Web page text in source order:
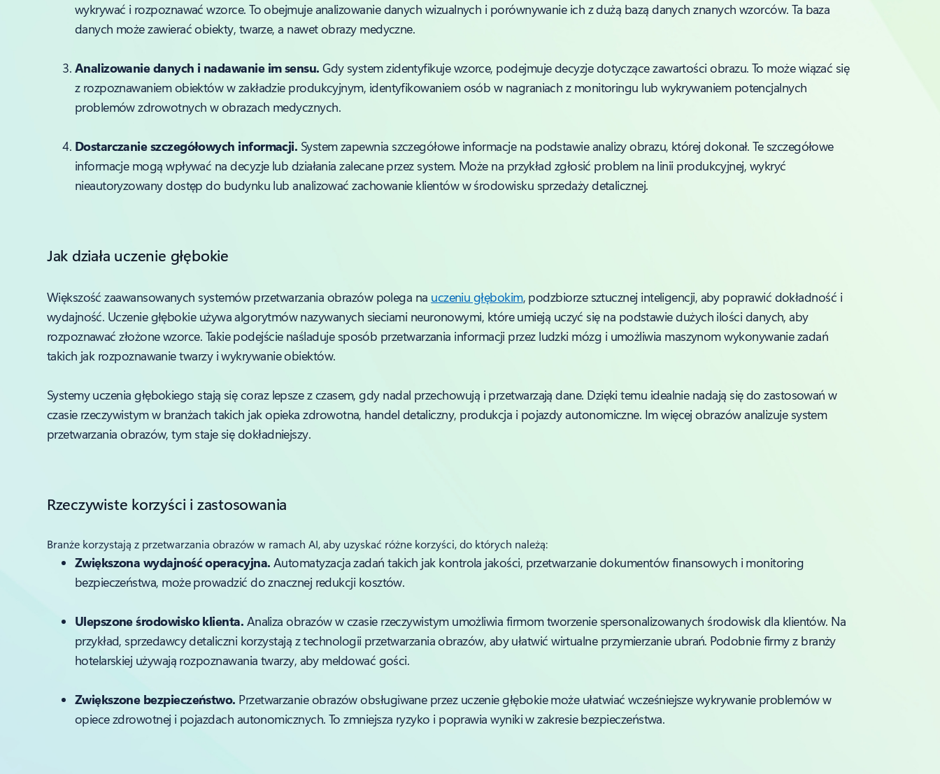
wykrywać i rozpoznawać wzorce. To obejmuje analizowanie danych wizualnych i porównywanie ich z dużą bazą danych znanych wzorców. Ta baza
danych może zawierać obiekty, twarze, a nawet obrazy medyczne.
Analizowanie danych i nadawanie im sensu. Gdy system zidentyfikuje wzorce, podejmuje decyzje dotyczące zawartości obrazu. To może wiązać się
z rozpoznawaniem obiektów w zakładzie produkcyjnym, identyfikowaniem osób w nagraniach z monitoringu lub wykrywaniem potencjalnych
problemów zdrowotnych w obrazach medycznych.
Dostarczanie szczegółowych informacji. System zapewnia szczegółowe informacje na podstawie analizy obrazu, której dokonał. Te szczegółowe
informacje mogą wpływać na decyzje lub działania zalecane przez system. Może na przykład zgłosić problem na linii produkcyjnej, wykryć
nieautoryzowany dostęp do budynku lub analizować zachowanie klientów w środowisku sprzedaży detalicznej.
Jak działa uczenie głębokie
Większość zaawansowanych systemów przetwarzania obrazów polega na uczeniu głębokim, podzbiorze sztucznej inteligencji, aby poprawić dokładność i
wydajność. Uczenie głębokie używa algorytmów nazywanych sieciami neuronowymi, które umieją uczyć się na podstawie dużych ilości danych, aby
rozpoznawać złożone wzorce. Takie podejście naśladuje sposób przetwarzania informacji przez ludzki mózg i umożliwia maszynom wykonywanie zadań
takich jak rozpoznawanie twarzy i wykrywanie obiektów.
Systemy uczenia głębokiego stają się coraz lepsze z czasem, gdy nadal przechowują i przetwarzają dane. Dzięki temu idealnie nadają się do zastosowań w
czasie rzeczywistym w branżach takich jak opieka zdrowotna, handel detaliczny, produkcja i pojazdy autonomiczne. Im więcej obrazów analizuje system
przetwarzania obrazów, tym staje się dokładniejszy.
Rzeczywiste korzyści i zastosowania
Branże korzystają z przetwarzania obrazów w ramach AI, aby uzyskać różne korzyści, do których należą:
Zwiększona wydajność operacyjna. Automatyzacja zadań takich jak kontrola jakości, przetwarzanie dokumentów finansowych i monitoring
bezpieczeństwa, może prowadzić do znacznej redukcji kosztów.
Ulepszone środowisko klienta. Analiza obrazów w czasie rzeczywistym umożliwia firmom tworzenie spersonalizowanych środowisk dla klientów. Na
przykład, sprzedawcy detaliczni korzystają z technologii przetwarzania obrazów, aby ułatwić wirtualne przymierzanie ubrań. Podobnie firmy z branży
hotelarskiej używają rozpoznawania twarzy, aby meldować gości.
Zwiększone bezpieczeństwo. Przetwarzanie obrazów obsługiwane przez uczenie głębokie może ułatwiać wcześniejsze wykrywanie problemów w
opiece zdrowotnej i pojazdach autonomicznych. To zmniejsza ryzyko i poprawia wyniki w zakresie bezpieczeństwa.